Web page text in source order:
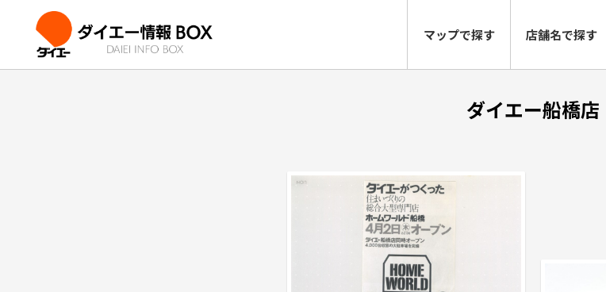
マップで探す 店舗名で探す
ダイエー船橋店